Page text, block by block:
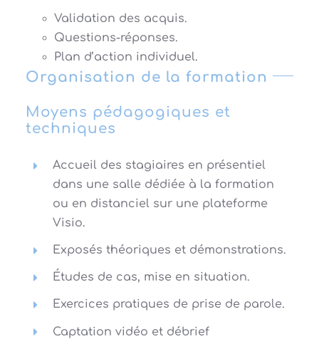
Validation des acquis.
Questions-réponses.
Plan d’action individuel.
Organisation de la formation
Moyens pédagogiques et
techniques
Accueil des stagiaires en présentiel
dans une salle dédiée à la formation
ou en distanciel sur une plateforme
Visio.
Exposés théoriques et démonstrations.
Études de cas, mise en situation.
Exercices pratiques de prise de parole.
Captation vidéo et débrief